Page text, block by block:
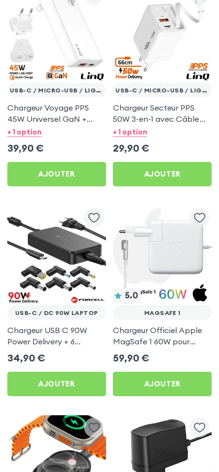
USB-C / MICRO-USB / LIGHTNING
Chargeur Voyage PPS
45W Universel GaN +
Adaptateurs Prise EU et
+ 1 option
39,90 €
AJOUTER
USB-C / MICRO-USB / LIGHTNING
Chargeur Secteur PPS
50W 3-en-1 avec Câble
USB-C Magic Box
+ 1 option
29,90 €
AJOUTER
USB-C / DC 90W LAPTOP
Chargeur USB C 90W
Power Delivery + 6
embouts DC - Forcell pour
MacBook Pro et PC
portable Pro
34,90 €
AJOUTER
5.0
MAGSAFE 1
Chargeur Officiel Apple
MagSafe 1 60W pour
MacBook Pro 13'' - Blanc
59,90 €
AJOUTER